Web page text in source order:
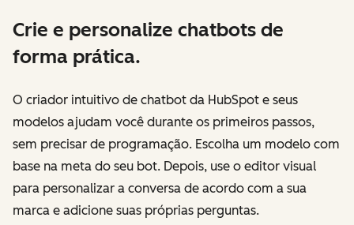
Crie e personalize chatbots de
forma prática.
O criador intuitivo de chatbot da HubSpot e seus
modelos ajudam você durante os primeiros passos,
sem precisar de programação. Escolha um modelo com
base na meta do seu bot. Depois, use o editor visual
para personalizar a conversa de acordo com a sua
marca e adicione suas próprias perguntas.